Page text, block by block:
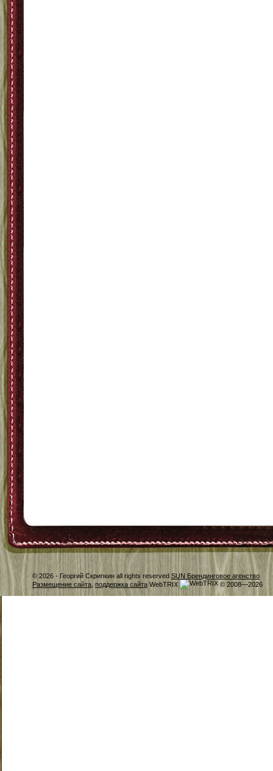
© 2026 - Георгий Скрипкин all rights reserved SUN Брендинговое агенство
Размещение сайта, поддержка сайта WebTRIX © 2008—2026